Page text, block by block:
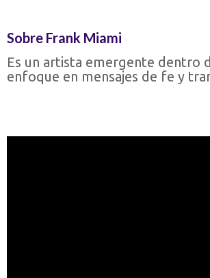
Sobre Frank Miami
Es un artista emergente dentro
enfoque en mensajes de fe y